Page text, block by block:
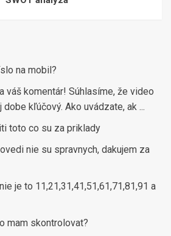
na mobil?
váš komentár! Súhlasíme, že video
kľúčový. Ako uvádzate, ak ...
toto co su za priklady
nie su spravnych, dakujem za
je to 11,21,31,41,51,61,71,81,91 a
mam skontrolovat?